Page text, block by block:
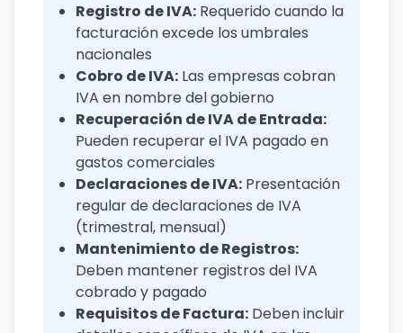
Registro de IVA: Requerido cuando la
facturación excede los umbrales
nacionales
Cobro de IVA: Las empresas cobran
IVA en nombre del gobierno
Recuperación de IVA de Entrada:
Pueden recuperar el IVA pagado en
gastos comerciales
Declaraciones de IVA: Presentación
regular de declaraciones de IVA
(trimestral, mensual)
Mantenimiento de Registros:
Deben mantener registros del IVA
cobrado y pagado
Requisitos de Factura: Deben incluir